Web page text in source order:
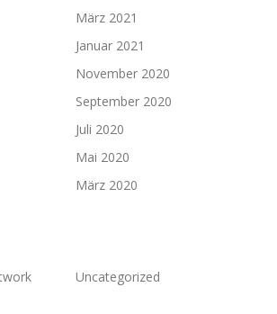
März 2021
Januar 2021
November 2020
September 2020
Juli 2020
Mai 2020
März 2020
Uncategorized